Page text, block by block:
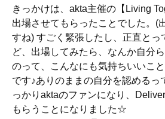
きっかけは、akta主催の【Living
出場させてもらったことでした。(
すね) すごく緊張したし、正直とっ
ど、出場してみたら、なんか自分
のって、こんなにも気持ちいいこ
です♪ありのままの自分を認めるっ
っかりaktaのファンになり、
もらうことになりました☆